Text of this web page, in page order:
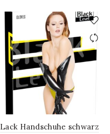
Lack Handschuhe schwarz